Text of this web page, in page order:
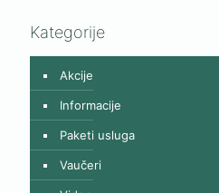
Kategorije
Akcije
Informacije
Paketi usluga
Vaučeri